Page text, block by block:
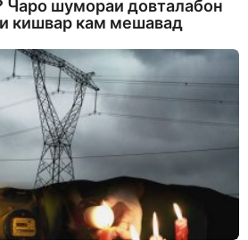
Чаро шумораи довталабон
кишвар кам мешавад